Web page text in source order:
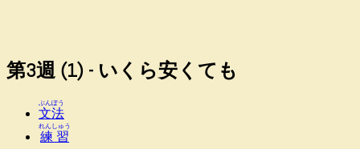
第3週 (1) - いくら安くても
文法
ぶんぽう
練習
れんしゅう